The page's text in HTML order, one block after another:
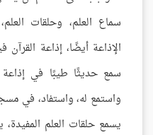
سماع العلم، وحلقات
الإذاعة أيضًا، إذاعة
سمع حديثًا طيبًا في
واستمع له، واستفاد، في
يسمع حلقات العلم